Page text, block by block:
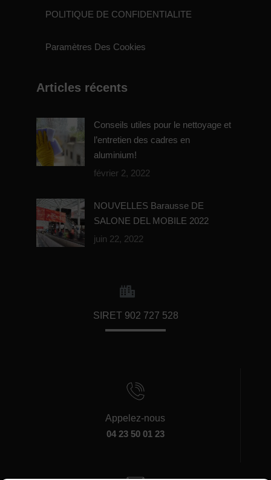
POLITIQUE DE CONFIDENTIALITE
Paramètres Des Cookies
Articles récents
Conseils utiles pour le nettoyage et
l’entretien des cadres en
aluminium!
février 2, 2022
NOUVELLES Barausse DE
SALONE DEL MOBILE 2022
juin 22, 2022
SIRET 902 727 528
Appelez-nous
04 23 50 01 23